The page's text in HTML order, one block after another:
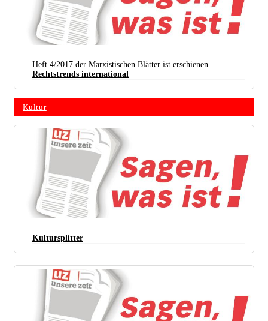
Heft 4/2017 der Marxistischen Blätter ist erschienen
Rechtstrends international
Kultur
Kultursplitter